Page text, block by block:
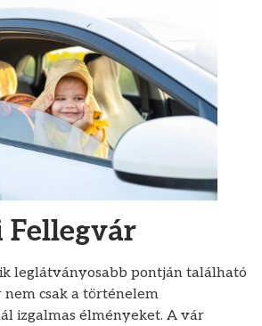
Fellegvár
leglátványosabb pontján található
csak a történelem
izgalmas élményeket. A vár